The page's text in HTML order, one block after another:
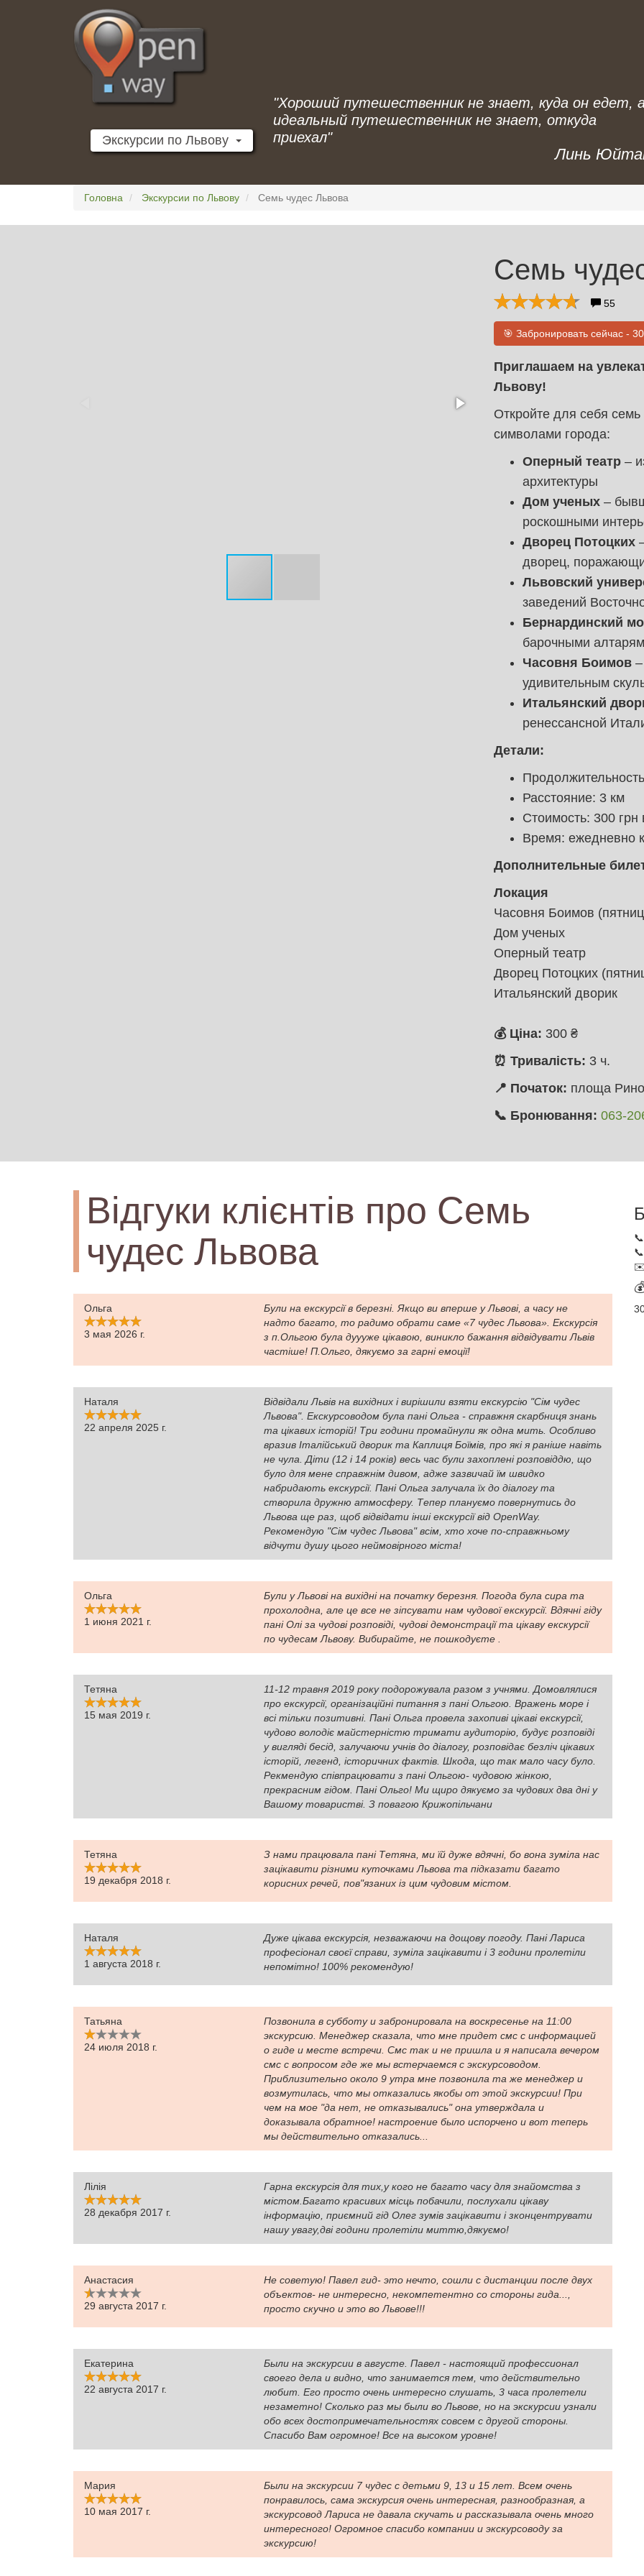
Экскурсии по Львову
"Хороший путешественник не знает, куда он едет,
идеальный путешественник не знает, откуда
приехал"
Линь
Головна Экскурсии по Львову Семь чудес Львова
Семь
55
🎯 Забронировать сейчас -
Приглашаем на
Львову!
Откройте для себя
символами города:
Оперный театр –
архитектуры
Дом ученых –
роскошными
Дворец Потоцких
дворец,
Львовский
заведений
Бернардинский
барочными
Часовня Боимов
удивительным
Итальянский
ренессансной
Детали:
Расстояние: 3 км
Стоимость: 300 грн
Время: ежедневно
Дополнительные
Локация
Часовня Боимов
Дом ученых
Оперный театр
Дворец Потоцких
Итальянский дворик
💰 Ціна: 300 ₴
⏰ Тривалість: 3 ч.
📍 Початок: площа
📞 Бронювання: 063-
Відгуки клієнтів про Семь
чудес Львова
Ольга
3 мая 2026 г.
Були на екскурсії в березні. Якщо ви вперше у Львові, а часу не
надто багато, то радимо обрати саме «7 чудес Львова». Екскурсія
з п.Ольгою була дуууже цікавою, виникло бажання відвідувати Львів
частіше! П.Ольго, дякуємо за гарні емоції!
Наталя
22 апреля 2025 г.
Відвідали Львів на вихідних і вирішили взяти екскурсію "Сім чудес
Львова". Екскурсоводом була пані Ольга - справжня скарбниця знань
та цікавих історій! Три години промайнули як одна мить. Особливо
вразив Італійський дворик та Каплиця Боїмів, про які я раніше навіть
не чула. Діти (12 і 14 років) весь час були захоплені розповіддю, що
було для мене справжнім дивом, адже зазвичай їм швидко
набридають екскурсії. Пані Ольга залучала їх до діалогу та
створила дружню атмосферу. Тепер плануємо повернутись до
Львова ще раз, щоб відвідати інші екскурсії від OpenWay.
Рекомендую "Сім чудес Львова" всім, хто хоче по-справжньому
відчути душу цього неймовірного міста!
Ольга
1 июня 2021 г.
Були у Львові на вихідні на початку березня. Погода була сира та
прохолодна, але це все не зіпсувати нам чудової екскурсії. Вдячні гіду
пані Олі за чудові розповіді, чудові демонстрації та цікаву екскурсії
по чудесам Львову. Вибирайте, не пошкодуєте .
Тетяна
15 мая 2019 г.
11-12 травня 2019 року подорожувала разом з учнями. Домовлялися
про екскурсії, організаційні питання з пані Ольгою. Вражень море і
всі тільки позитивні. Пані Ольга провела захопиві цікаві екскурсії,
чудово володіє майстерністю тримати аудиторію, будує розповіді
у вигляді бесід, залучаючи учнів до діалогу, розповідає безліч цікавих
історій, легенд, історичних фактів. Шкода, що так мало часу було.
Рекмендую співпрацювати з пані Ольгою- чудовою жінкою,
прекрасним гідом. Пані Ольго! Ми щиро дякуємо за чудових два дні у
Вашому товаристві. З повагою Крижопільчани
Тетяна
19 декабря 2018 г.
З нами працювала пані Тетяна, ми їй дуже вдячні, бо вона зуміла нас
зацікавити різними куточками Львова та підказати багато
корисних речей, пов"язаних із цим чудовим містом.
Наталя
1 августа 2018 г.
Дуже цікава екскурсія, незважаючи на дощову погоду. Пані Лариса
професіонал своєї справи, зуміла зацікавити і 3 години пролетіли
непомітно! 100% рекомендую!
Татьяна
24 июля 2018 г.
Позвонила в субботу и забронировала на воскресенье на 11:00
экскурсию. Менеджер сказала, что мне придет смс с информацией
о гиде и месте встречи. Смс так и не пришла и я написала вечером
смс с вопросом где же мы встерчаемся с экскурсоводом.
Приблизительно около 9 утра мне позвонила та же менеджер и
возмутилась, что мы отказались якобы от этой экскурсии! При
чем на мое "да нет, не отказывались" она утверждала и
доказывала обратное! настроение было испорчено и вот теперь
мы действительно отказались...
Лілія
28 декабря 2017 г.
Гарна екскурсія для тих,у кого не багато часу для знайомства з
містом.Багато красивих місць побачили, послухали цікаву
інформацію, приємний гід Олег зумів зацікавити і зконцентрувати
нашу увагу,дві години пролетіли миттю,дякуємо!
Анастасия
29 августа 2017 г.
Не советую! Павел гид- это нечто, сошли с дистанции после двух
объектов- не интересно, некомпетентно со стороны гида...,
просто скучно и это во Львове!!!
Екатерина
22 августа 2017 г.
Были на экскурсии в августе. Павел - настоящий профессионал
своего дела и видно, что занимается тем, что действительно
любит. Его просто очень интересно слушать, 3 часа пролетели
незаметно! Сколько раз мы были во Львове, но на экскурсии узнали
обо всех достопримечательностях совсем с другой стороны.
Спасибо Вам огромное! Все на высоком уровне!
Мария
10 мая 2017 г.
Были на экскурсии 7 чудес с детьми 9, 13 и 15 лет. Всем очень
понравилось, сама экскурсия очень интересная, разнообразная, а
экскурсовод Лариса не давала скучать и рассказывала очень много
интересного! Огромное спасибо компании и экскурсоводу за
экскурсию!